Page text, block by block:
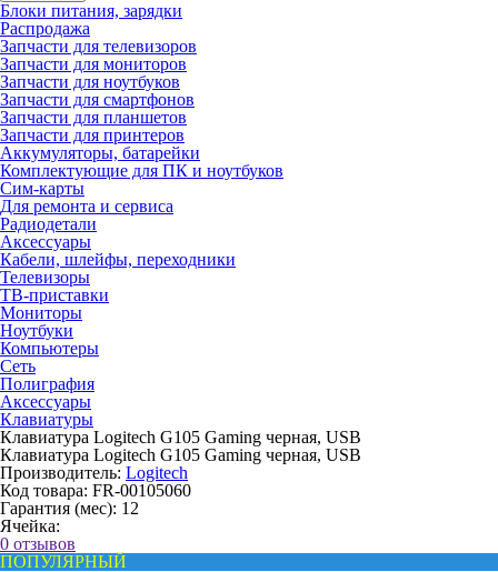
Блоки питания, зарядки
Распродажа
Запчасти для телевизоров
Запчасти для мониторов
Запчасти для ноутбуков
Запчасти для смартфонов
Запчасти для планшетов
Запчасти для принтеров
Аккумуляторы, батарейки
Комплектующие для ПК и ноутбуков
Сим-карты
Для ремонта и сервиса
Радиодетали
Аксессуары
Кабели, шлейфы, переходники
Телевизоры
ТВ-приставки
Мониторы
Ноутбуки
Компьютеры
Сеть
Полиграфия
Аксессуары
Клавиатуры
Клавиатура Logitech G105 Gaming черная, USB
Клавиатура Logitech G105 Gaming черная, USB
Производитель: Logitech
Код товара: FR-00105060
Гарантия (мес): 12
Ячейка:
0 отзывов
ПОПУЛЯРНЫЙ